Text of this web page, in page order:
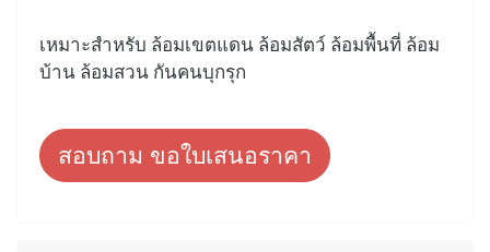
เหมาะสำหรับ ล้อมเขตแดน ล้อมสัตว์ ล้อมพื้นที่ ล้อม
บ้าน ล้อมสวน กันคนบุกรุก
สอบถาม ขอใบเสนอราคา